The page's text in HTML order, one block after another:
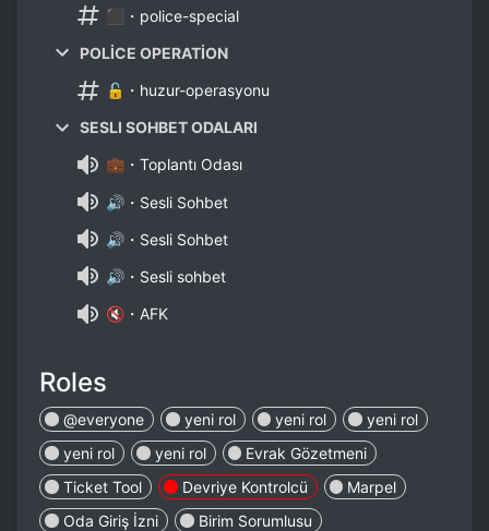
⬛・police-special
POLİCE OPERATİON
🔓・huzur-operasyonu
SESLI SOHBET ODALARI
💼・Toplantı Odası
🔊・Sesli Sohbet
🔊・Sesli Sohbet
🔊・Sesli sohbet
🔇・AFK
Roles
@everyone yeni rol yeni rol
yeni rol
yeni rol
yeni rol
Evrak Gözetmeni
Ticket Tool
Devriye Kontrolcü
Marpel
Oda Giriş İzni
Birim Sorumlusu